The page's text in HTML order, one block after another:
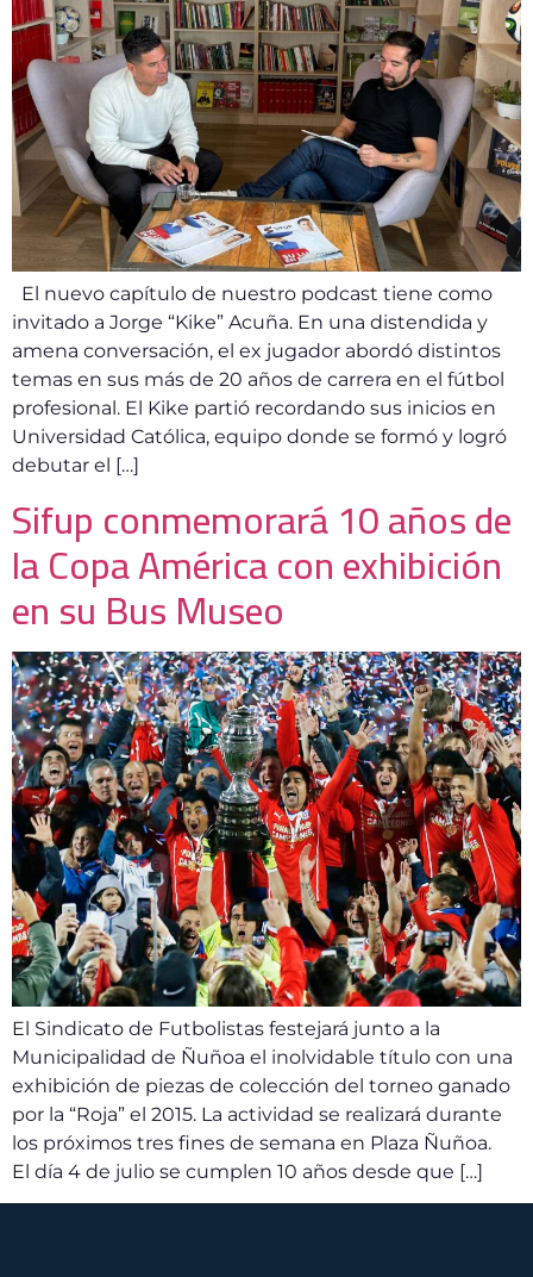
El nuevo capítulo de nuestro podcast tiene como
invitado a Jorge “Kike” Acuña. En una distendida y
amena conversación, el ex jugador abordó distintos
temas en sus más de 20 años de carrera en el fútbol
profesional. El Kike partió recordando sus inicios en
Universidad Católica, equipo donde se formó y logró
debutar el […]
Sifup conmemorará 10 años de
la Copa América con exhibición
en su Bus Museo
El Sindicato de Futbolistas festejará junto a la
Municipalidad de Ñuñoa el inolvidable título con una
exhibición de piezas de colección del torneo ganado
por la “Roja” el 2015. La actividad se realizará durante
los próximos tres fines de semana en Plaza Ñuñoa.
El día 4 de julio se cumplen 10 años desde que […]